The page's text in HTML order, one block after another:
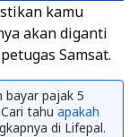
kamu
akan diganti
Samsat.
bayar pajak 5
tahu apakah
di Lifepal.